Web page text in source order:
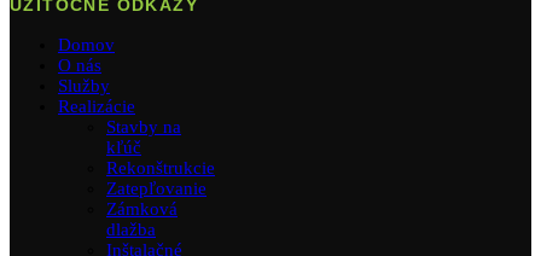
UŽITOČNÉ ODKAZY
Domov
O nás
Služby
Realizácie
Stavby na
kľúč
Rekonštrukcie
Zatepľovanie
Zámková
dlažba
Inštalačné